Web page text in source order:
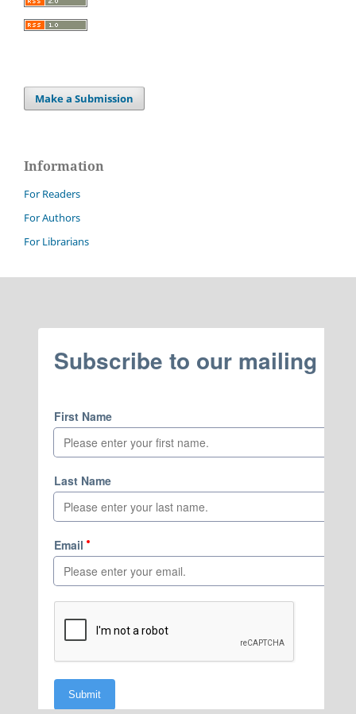
Make a Submission
Information
For Readers
For Authors
For Librarians